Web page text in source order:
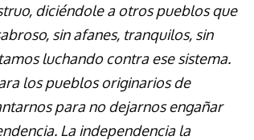
diciéndole a otros pueblos que
sin afanes, tranquilos, sin
luchando contra ese sistema.
los pueblos originarios de
para no dejarnos engañar
La independencia la